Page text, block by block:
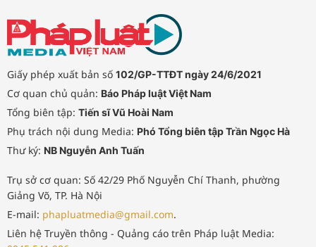
Giấy phép xuất bản số 102/GP-TTĐT ngày 24/6/2021
Cơ quan chủ quản: Báo Pháp luật Việt Nam
Tổng biên tập: Tiến sĩ Vũ Hoài Nam
Phụ trách nội dung Media: Phó Tổng biên tập Trần Ngọc Hà
Thư ký: NB Nguyễn Anh Tuấn
Trụ sở cơ quan: Số 42/29 Phố Nguyễn Chí Thanh, phường
Giảng Võ, TP. Hà Nội
E-mail: phapluatmedia@gmail.com.
Liên hệ Truyền thông - Quảng cáo trên Pháp luật Media: